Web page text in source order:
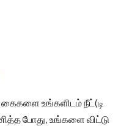
கைகளை உங்களிடம் நீட்(டி
போது, உங்களை விட்டு